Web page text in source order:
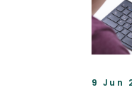
9 Jun